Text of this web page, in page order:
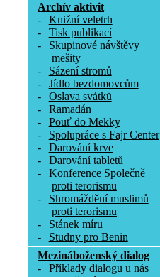
Archív aktivit
-
Knižní veletrh
-
Tisk publikací
-
Skupinové návštěvy
mešity
-
Sázení stromů
-
Jídlo bezdomovcům
-
Oslava svátků
-
Ramadán
-
Pouť do Mekky
-
Spolupráce s Fajr Center
-
Darování krve
-
Darování tabletů
-
Konference Společně
proti terorismu
-
Shromáždění muslimů
proti terorismu
-
Stánek míru
-
Studny pro Benin
Mezináboženský dialog
-
Příklady dialogu u nás